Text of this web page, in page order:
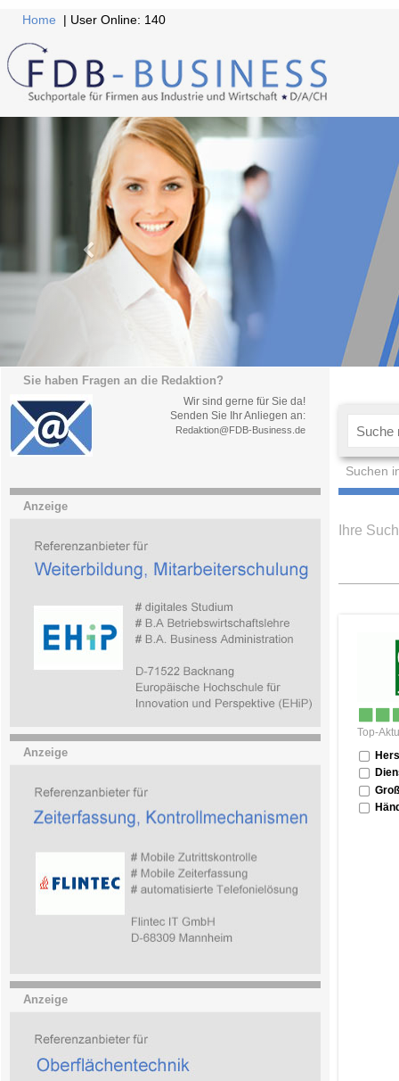
Home | User Online: 140
Sie haben Fragen an die Redaktion?
Wir sind gerne für Sie da!
Senden Sie Ihr Anliegen an:
Redaktion@FDB-Business.de
Suchen
Anzeige
Anzeige
Anzeige
Ihre
Top-